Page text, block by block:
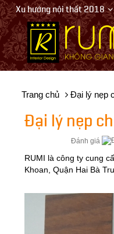
Xu hướng nội thất 2018
Thiết
nội
Trang chủ Đại lý nẹp
Đại lý nẹp
Đánh giá
RUMI là công ty cung
Khoan, Quận Hai Bà